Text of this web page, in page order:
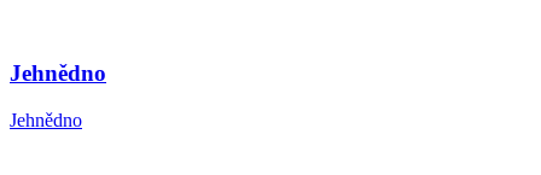
Jehnědno
Jehnědno